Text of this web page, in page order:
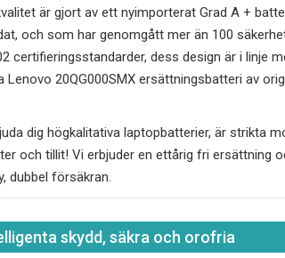
är gjort av ett nyimporterat Grad A +
och som har genomgått mer än 100
certifieringsstandarder, dess design är i linje
Lenovo 20QG000SMX ersättningsbatteri av
dig högkalitativa laptopbatterier, är strikta
och tillit! Vi erbjuder en ettårig fri ersättning
dubbel försäkran.
skydd, säkra och orofria